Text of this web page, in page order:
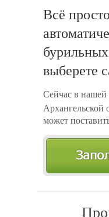
Всё
выберете
Сейчас в нашей
Архангельской
может